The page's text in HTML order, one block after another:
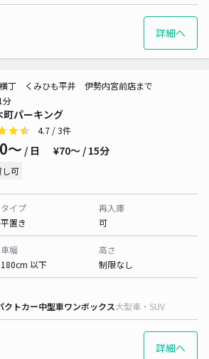
詳細へ
パーキング
丁 くみひも平井 伊勢内宮前店まで
分
4.7 / 3件
〜 / 日 ¥70〜 / 15分
し可
タイプ
平置き
再入庫
可
車幅
180cm 以下
高さ
制限なし
クトカー中型車ワンボックス大型車・SUV
詳細へ